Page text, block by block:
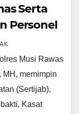
Serta
Personel
Musi Rawas
MH, memimpin
(Sertijab),
Kasat